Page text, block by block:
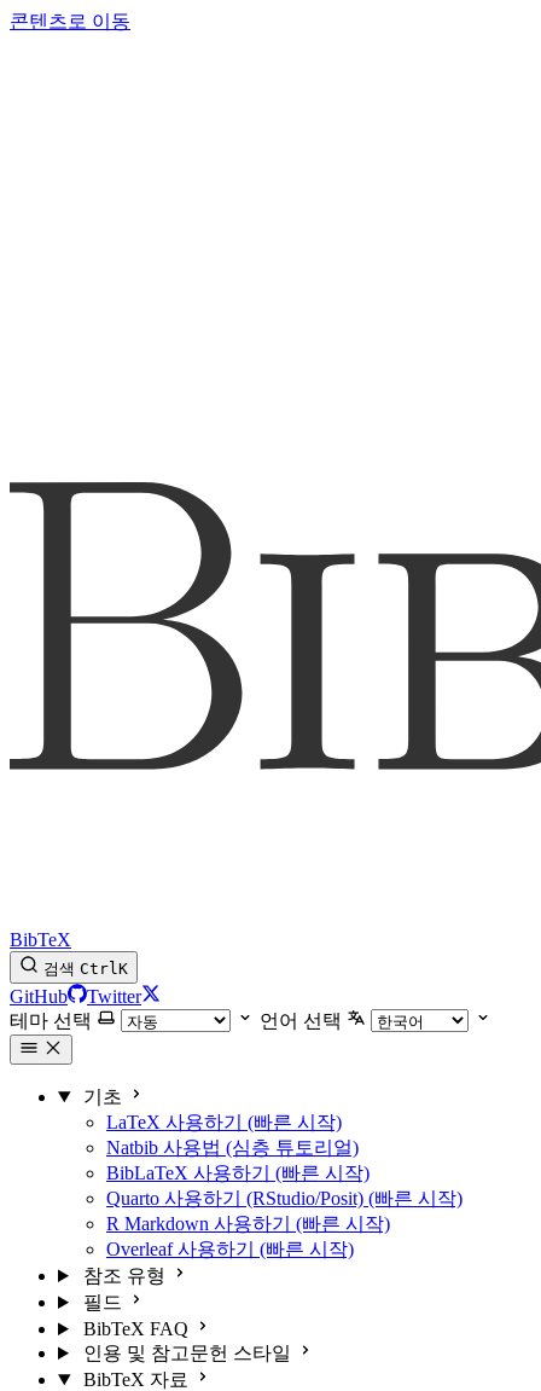
콘텐츠로 이동
BibTeX
검색 CtrlK
GitHub
Twitter
테마 선택
언어 선택
기초
LaTeX 사용하기 (빠른 시작)
Natbib 사용법 (심층 튜토리얼)
BibLaTeX 사용하기 (빠른 시작)
Quarto 사용하기 (RStudio/Posit) (빠른 시작)
R Markdown 사용하기 (빠른 시작)
Overleaf 사용하기 (빠른 시작)
참조 유형
필드
BibTeX FAQ
인용 및 참고문헌 스타일
BibTeX 자료